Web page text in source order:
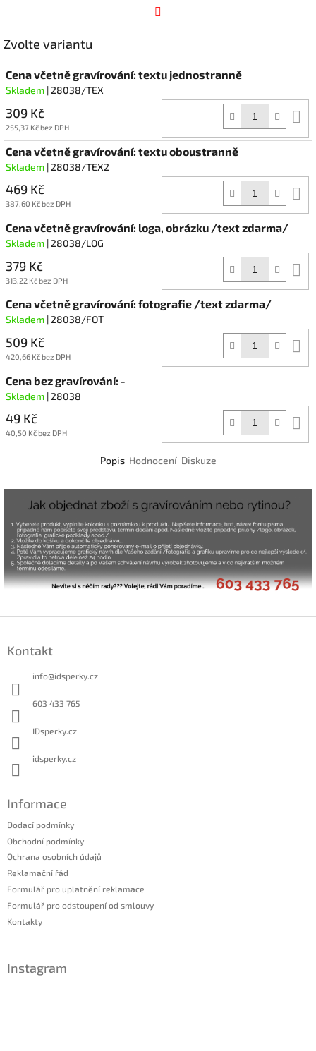
Zvolte variantu
Cena včetně gravírování: textu jednostranně
Skladem | 28038/TEX
309 Kč
255,37 Kč bez DPH
Cena včetně gravírování: textu oboustranně
Skladem | 28038/TEX2
469 Kč
387,60 Kč bez DPH
Cena včetně gravírování: loga, obrázku /text zdarma/
Skladem | 28038/LOG
379 Kč
313,22 Kč bez DPH
Cena včetně gravírování: fotografie /text zdarma/
Skladem | 28038/FOT
509 Kč
420,66 Kč bez DPH
Cena bez gravírování: -
Skladem | 28038
49 Kč
40,50 Kč bez DPH
Popis Hodnocení Diskuze
Kontakt
info@idsperky.cz
603 433 765
IDsperky.cz
idsperky.cz
Informace
Dodací podmínky
Obchodní podmínky
Ochrana osobních údajů
Reklamační řád
Formulář pro uplatnění reklamace
Formulář pro odstoupení od smlouvy
Kontakty
Instagram